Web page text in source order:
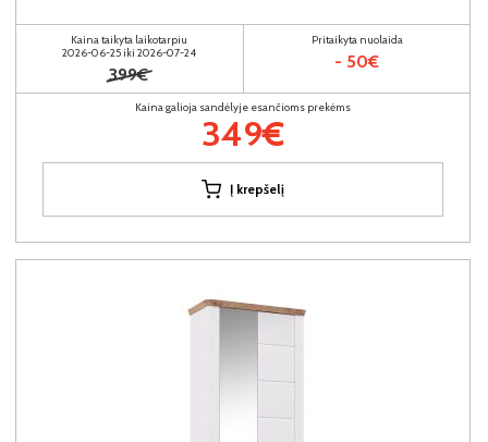
Kaina taikyta laikotarpiu
2026-06-25 iki 2026-07-24
399€
Pritaikyta nuolaida
- 50€
Kaina galioja sandėlyje esančioms prekėms
349€
Į krepšelį